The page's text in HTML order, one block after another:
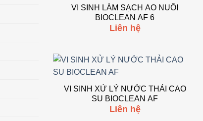
Add to wishlist
VI SINH LÀM SẠCH AO NUÔI
BIOCLEAN AF 6
Liên hệ
Add to wishlist
VI SINH XỬ LÝ NƯỚC THẢI CAO
SU BIOCLEAN AF
Liên hệ